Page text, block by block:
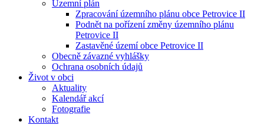
Územní plán
Zpracování územního plánu obce Petrovice II
Podnět na pořízení změny územního plánu
Petrovice II
Zastavěné území obce Petrovice II
Obecně závazné vyhlášky
Ochrana osobních údajů
Život v obci
Aktuality
Kalendář akcí
Fotografie
Kontakt